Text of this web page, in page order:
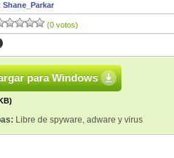
Shane_Parkar
(0 votos)
para Windows
Libre de spyware, adware y virus